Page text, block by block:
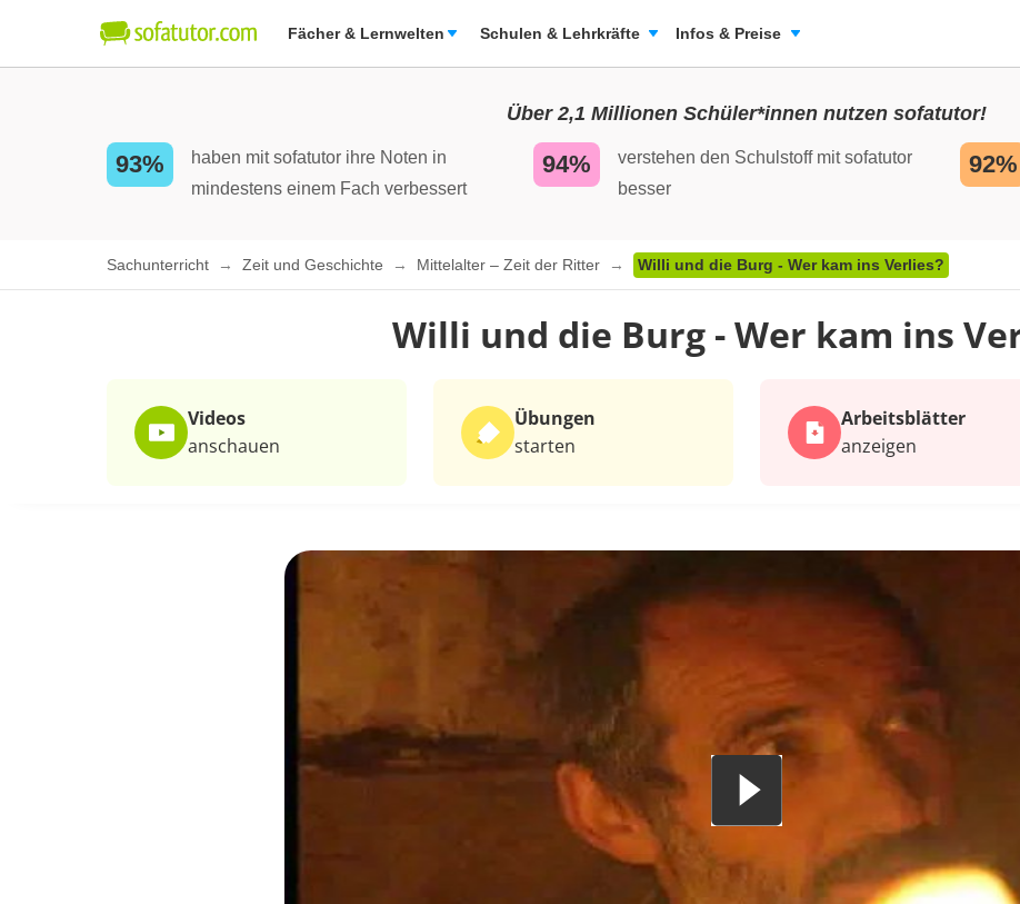
Fächer & Lernwelten Schulen & Lehrkräfte Infos & Preise
Über 2,1 Millionen Schüler*innen nutzen sofatutor!
93%
haben mit sofatutor ihre Noten in
mindestens einem Fach verbessert
94%
verstehen den Schulstoff mit sofatutor
besser
92%
Sachunterricht Zeit und Geschichte Mittelalter – Zeit der Ritter Willi und die Burg - Wer kam ins Verlies?
Willi und die Burg - Wer kam ins
Videos
anschauen
Übungen
starten
Arbeits­blätter
anzeigen